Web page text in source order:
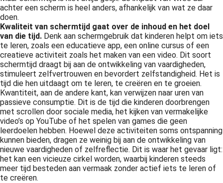
achter een scherm is heel anders, afhankelijk van wat ze daar
doen.
Kwaliteit van schermtijd gaat over de inhoud en het doel
van die tijd. Denk aan schermgebruik dat kinderen helpt om iets
te leren, zoals een educatieve app, een online cursus of een
creatieve activiteit zoals het maken van een video. Dit soort
schermtijd draagt bij aan de ontwikkeling van vaardigheden,
stimuleert zelfvertrouwen en bevordert zelfstandigheid. Het is
tijd die hen uitdaagt om te leren, te creëren en te groeien.
Kwantiteit, aan de andere kant, kan verwijzen naar uren van
passieve consumptie. Dit is de tijd die kinderen doorbrengen
met scrollen door sociale media, het kijken van vermakelijke
video’s op YouTube of het spelen van games die geen
leerdoelen hebben. Hoewel deze activiteiten soms ontspanning
kunnen bieden, dragen ze weinig bij aan de ontwikkeling van
nieuwe vaardigheden of zelfreflectie. Dit is waar het gevaar ligt:
het kan een vicieuze cirkel worden, waarbij kinderen steeds
meer tijd besteden aan vermaak zonder actief iets te leren of
te creëren.